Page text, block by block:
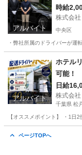
アルバイト
時給
株式会
中央区
・弊社所属のドライバーが
アルバイト
ホテル
可能！
日給
株式会
千葉県 松
【オススメポイント】 ・1日
ページTOPへ